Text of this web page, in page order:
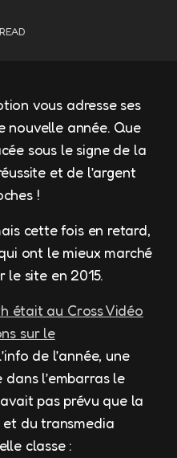
vous adresse ses
année. Que
sous le signe de la
et de l’argent
!
cette fois en retard,
ont le mieux marché
le site en 2015.
était au Cross Vidéo
sur le
de l’année, une
l’embarras le
pas prévu que la
du transmedia
classe :